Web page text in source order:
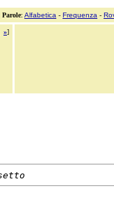
Parole: Alfabetica - Frequenza -
»]